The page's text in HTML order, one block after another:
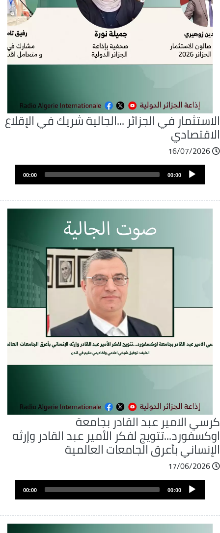
في الجزائر ...الجالية شريك في الإقلاع
16/07/2026
ملفAudio
Player
00:00
00:00
الامير عبد القادر بجامعة
لفكر الأمير عبد القادر وإرثه
بأعرق الجامعات العالمية
17/06/2026
ملفAudio
Player
00:00
00:00